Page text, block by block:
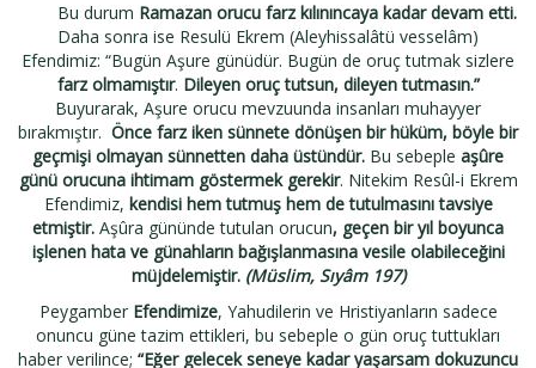
Bu durum Ramazan orucu farz kılınıncaya kadar devam etti.
Daha sonra ise Resulü Ekrem (Aleyhissalâtü vesselâm)
Efendimiz: “Bugün Aşure günüdür. Bugün de oruç tutmak sizlere
farz olmamıştır. Dileyen oruç tutsun, dileyen tutmasın.”
Buyurarak, Aşure orucu mevzuunda insanları muhayyer
bırakmıştır. Önce farz iken sünnete dönüşen bir hüküm, böyle bir
geçmişi olmayan sünnetten daha üstündür. Bu sebeple aşûre
günü orucuna ihtimam göstermek gerekir. Nitekim Resûl-i Ekrem
Efendimiz, kendisi hem tutmuş hem de tutulmasını tavsiye
etmiştir. Aşûra gününde tutulan orucun, geçen bir yıl boyunca
işlenen hata ve günahların bağışlanmasına vesile olabileceğini
müjdelemiştir. (Müslim, Sıyâm 197)
Peygamber Efendimize, Yahudilerin ve Hristiyanların sadece
onuncu güne tazim ettikleri, bu sebeple o gün oruç tuttukları
haber verilince; “Eğer gelecek seneye kadar yaşarsam dokuzuncu